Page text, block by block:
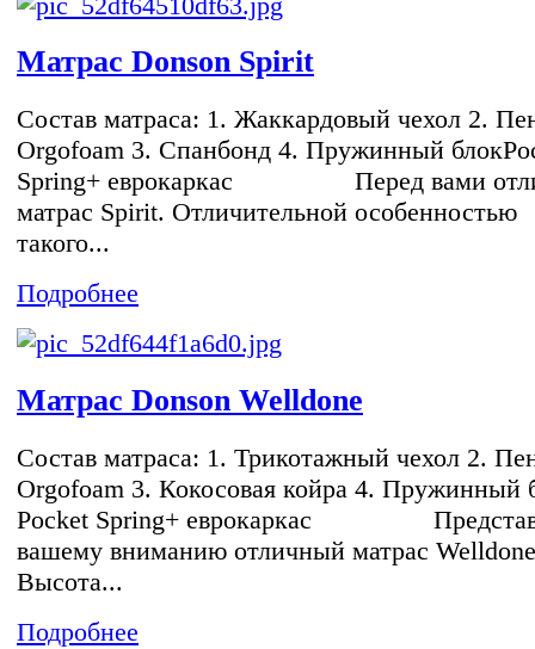
Матрас Donson Spirit
Состав матраса: 1. Жаккардовый чехол 2.
Orgofoam 3. Спанбонд 4. Пружинный
Spring+ еврокаркас Перед вами
матрас Spirit. Отличительной особенностью
такого...
Подробнее
Матрас Donson Welldone
Состав матраса: 1. Трикотажный чехол 2.
Orgofoam 3. Кокосовая койра 4. Пружинный
Pocket Spring+ еврокаркас
вашему вниманию отличный матрас
Высота...
Подробнее